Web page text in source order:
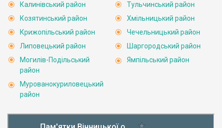
Калинівський район
Козятинський район
Крижопільський район
Липовецький район
Могилів-Подільський
район
Мурованокуриловецький
район
Тульчинський район
Хмільницький район
Чечельницький район
Шаргородський район
Ямпільський район